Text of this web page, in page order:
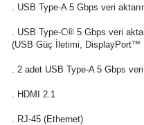
. USB Type-A 5 Gbps veri
. USB Type-C® 5 Gbps veri
(USB Güç İletimi, DisplayPort™
. 2 adet USB Type-A 5 Gbps veri
. HDMI 2.1
. RJ-45 (Ethernet)